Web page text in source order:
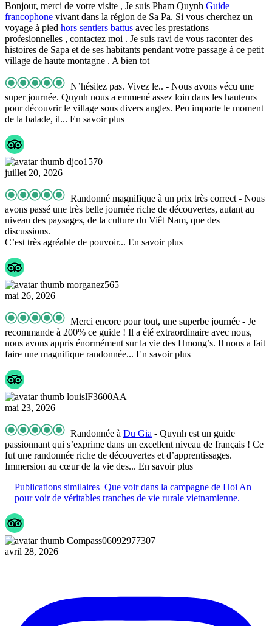
Bonjour, merci de votre visite , Je suis Pham Quynh Guide
francophone vivant dans la région de Sa Pa. Si vous cherchez un
voyage à pied hors sentiers battus avec les prestations
profesionnelles , contactez moi . Je suis ravi de vous raconter des
histoires de Sapa et de ses habitants pendant votre passage à ce petit
village de haute montagne . A bien tot
N’hésitez pas. Vivez le.. - Nous avons vécu une
super journée. Quynh nous a emmené assez loin dans les hauteurs
pour découvrir le village sous divers angles. Peu importe le moment
de la balade, il... En savoir plus
djco1570
juillet 20, 2026
Randonné magnifique à un prix très correct - Nous
avons passé une très belle journée riche de découvertes, autant au
niveau des paysages, de la culture du Viêt Nam, que des
discussions.
C’est très agréable de pouvoir... En savoir plus
morganez565
mai 26, 2026
Merci encore pour tout, une superbe journée - Je
recommande à 200% ce guide ! Il a été extraordinaire avec nous,
nous avons appris énormément sur la vie des Hmong’s. Il nous a fait
faire une magnifique randonnée... En savoir plus
louislF3600AA
mai 23, 2026
Randonnée à Du Gia - Quynh est un guide
passionnant qui s’exprime dans un excellent niveau de français ! Ce
fut une randonnée riche de découvertes et d’apprentissages.
Immersion au cœur de la vie des... En savoir plus
Publications similaires Que voir dans la campagne de Hoi An
pour voir de véritables tranches de vie rurale vietnamienne.
Compass06092977307
avril 28, 2026